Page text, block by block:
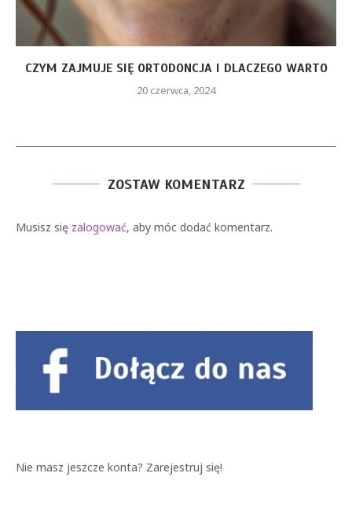
CZYM ZAJMUJE SIĘ ORTODONCJA I DLACZEGO WARTO
20 czerwca, 2024
ZOSTAW KOMENTARZ
Musisz się zalogować, aby móc dodać komentarz.
Nie masz jeszcze konta? Zarejestruj się!